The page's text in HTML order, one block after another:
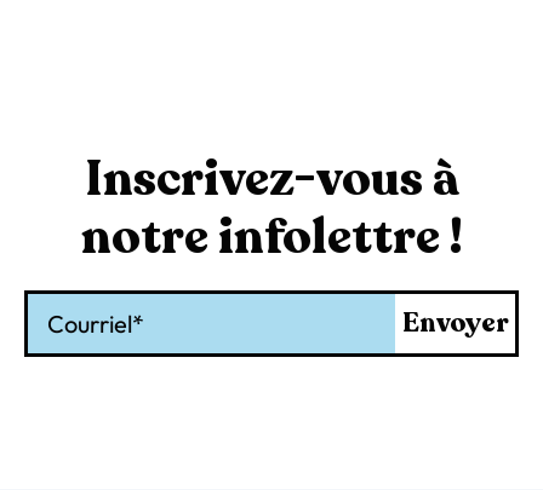
Inscrivez-vous à
notre infolettre !
Envoyer